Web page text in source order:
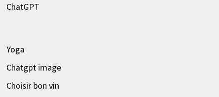
ChatGPT
Yoga
Chatgpt image
Choisir bon vin